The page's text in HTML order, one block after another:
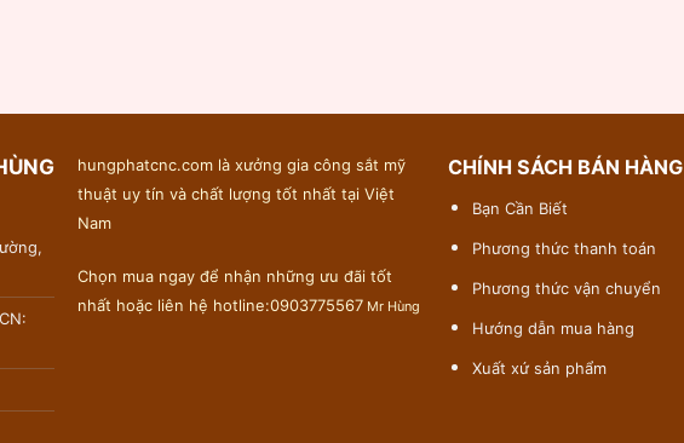
hungphatcnc.com là xưởng gia công sắt mỹ
thuật uy tín và chất lượng tốt nhất tại Việt
Nam
Chọn mua ngay để nhận những ưu đãi tốt
nhất hoặc liên hệ hotline:0903775567 Mr Hùng
CHÍNH SÁCH BÁN HÀNG
Bạn Cần Biết
Phương thức thanh toán
Phương thức vận chuyển
Hướng dẫn mua hàng
Xuất xứ sản phẩm